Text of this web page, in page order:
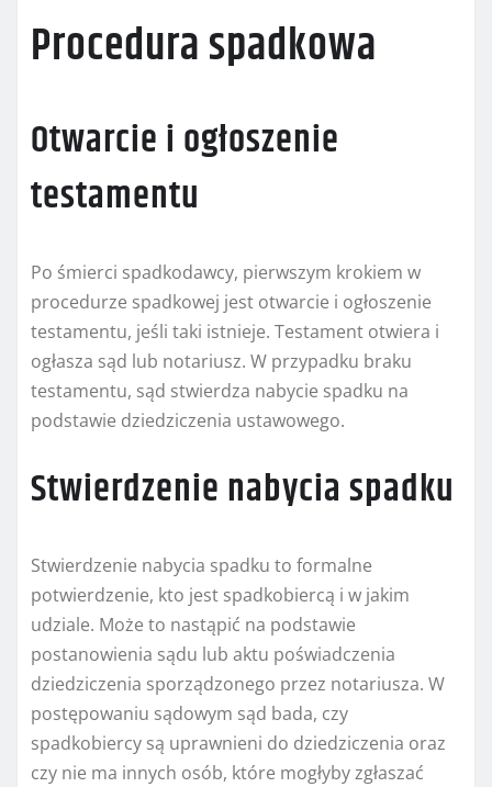
Procedura spadkowa
Otwarcie i ogłoszenie
testamentu
Po śmierci spadkodawcy, pierwszym krokiem w
procedurze spadkowej jest otwarcie i ogłoszenie
testamentu, jeśli taki istnieje. Testament otwiera i
ogłasza sąd lub notariusz. W przypadku braku
testamentu, sąd stwierdza nabycie spadku na
podstawie dziedziczenia ustawowego.
Stwierdzenie nabycia spadku
Stwierdzenie nabycia spadku to formalne
potwierdzenie, kto jest spadkobiercą i w jakim
udziale. Może to nastąpić na podstawie
postanowienia sądu lub aktu poświadczenia
dziedziczenia sporządzonego przez notariusza. W
postępowaniu sądowym sąd bada, czy
spadkobiercy są uprawnieni do dziedziczenia oraz
czy nie ma innych osób, które mogłyby zgłaszać